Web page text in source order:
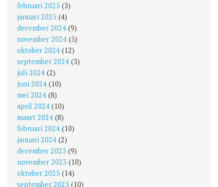
februari 2025 (3)
januari 2025 (4)
december 2024 (9)
november 2024 (5)
oktober 2024 (12)
september 2024 (3)
juli 2024 (2)
juni 2024 (10)
mei 2024 (8)
april 2024 (10)
maart 2024 (8)
februari 2024 (10)
januari 2024 (2)
december 2023 (9)
november 2023 (10)
oktober 2023 (14)
september 2023 (10)